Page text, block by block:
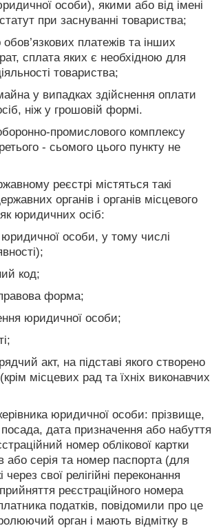
особи), якими або від імені
при заснуванні товариства;
платежів та інших
сплата яких є необхідною для
товариства;
у випадках здійснення оплати
ніж у грошовій формі.
промислового комплексу
- сьомого цього пункту не
реєстрі містяться такі
органів і органів місцевого
юридичних осіб:
особи, у тому числі
код;
форма;
юридичної особи;
акт, на підставі якого створено
місцевих рад та їхніх виконавчих
юридичної особи: прізвище,
посада, дата призначення або набуття
номер облікової картки
або серія та номер паспорта (для
через свої релігійні переконання
реєстраційного номера
податків, повідомили про це
орган і мають відмітку в